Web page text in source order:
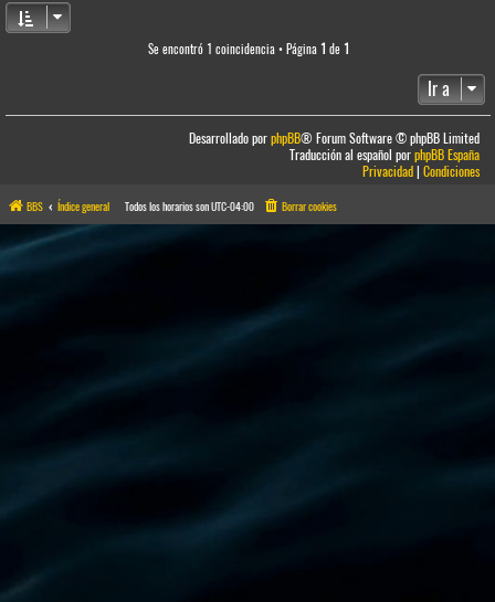
Se encontró 1 coincidencia • Página 1 de 1
Ir a
Desarrollado porphpBB® Forum Software © phpBB Limited
Traducción al español porphpBB España
Privacidad|Condiciones
BBS Índice general Todos los horarios sonUTC-04:00 Borrar cookies